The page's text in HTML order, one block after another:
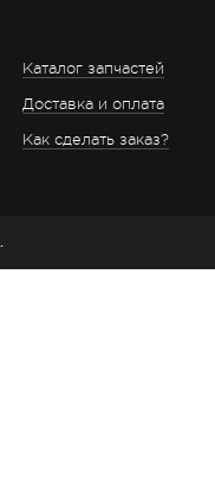
Каталог запчастей
Доставка и оплата
Как сделать заказ?